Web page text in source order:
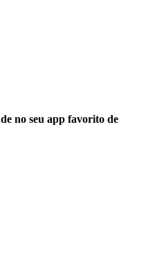
no seu app favorito de